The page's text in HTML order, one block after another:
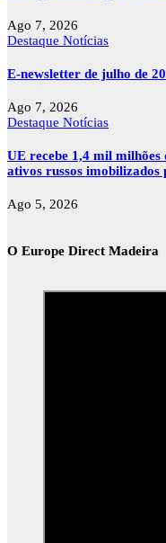
Ago 7, 2026
Destaque Notícias
E-newsletter de julho de
Ago 7, 2026
Destaque Notícias
UE recebe 1,4 mil milhões
ativos russos
Ago 5, 2026
O Europe Direct Madeira